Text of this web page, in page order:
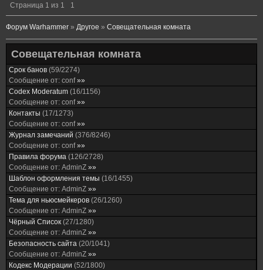
Страница 1 из 1 1
Форум Warhammer » Другое » Совещательная комната
Совещательная комната
Срок банов (59/2274)
Сообщение от: conf »»
Codex Moderatum (16/1156)
Сообщение от: conf »»
Контакты (17/1273)
Сообщение от: conf »»
Журнал замечаний (376/8246)
Сообщение от: conf »»
Правила форума (126/2728)
Сообщение от: AdminZ »»
Шаблон оформления темы (16/1455)
Сообщение от: AdminZ »»
Тема для ньюсмейкеров (26/1260)
Сообщение от: AdminZ »»
Чёрный Список (27/1280)
Сообщение от: AdminZ »»
Безопасность сайта (20/1041)
Сообщение от: AdminZ »»
Кодекс Модерации (52/1800)